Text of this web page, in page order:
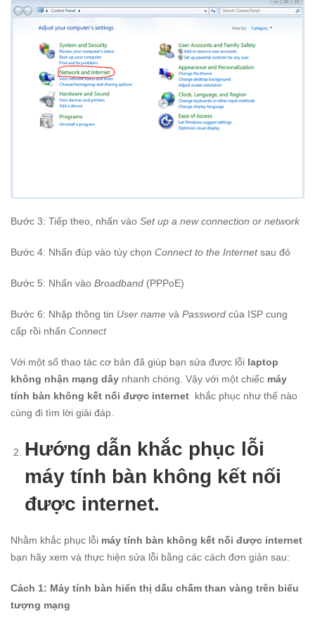
Bước 3: Tiếp theo, nhấn vào Set up a new connection or network
Bước 4: Nhấn đúp vào tùy chọn Connect to the Internetsau đó
Bước 5: Nhấn vào Broadband (PPPoE)
Bước 6: Nhập thông tin User name và Password của ISP cung
cấp rồi nhấn Connect
Với một số thao tác cơ bản đã giúp bạn sửa được lỗi laptop
không nhận mạng dây nhanh chóng. Vậy với một chiếc máy
tính bàn không kết nối được internet khắc phục như thế nào
cùng đi tìm lời giải đáp.
Hướng dẫn khắc phục lỗi
máy tính bàn không kết nối
được internet.
Nhằm khắc phục lỗi máy tính bàn không kết nối được internet
bạn hãy xem và thực hiện sửa lỗi bằng các cách đơn giản sau:
Cách 1: Máy tính bàn hiển thị dấu chấm than vàng trên biểu
tượng mạng